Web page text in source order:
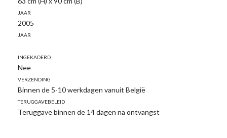
Jaar
2005
Jaar
Ingekaderd
Nee
Verzending
Binnen de 5-10 werkdagen vanuit België
Teruggavebeleid
Teruggave binnen de 14 dagen na ontvangst